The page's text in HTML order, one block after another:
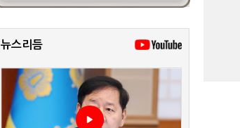
뉴스리듬